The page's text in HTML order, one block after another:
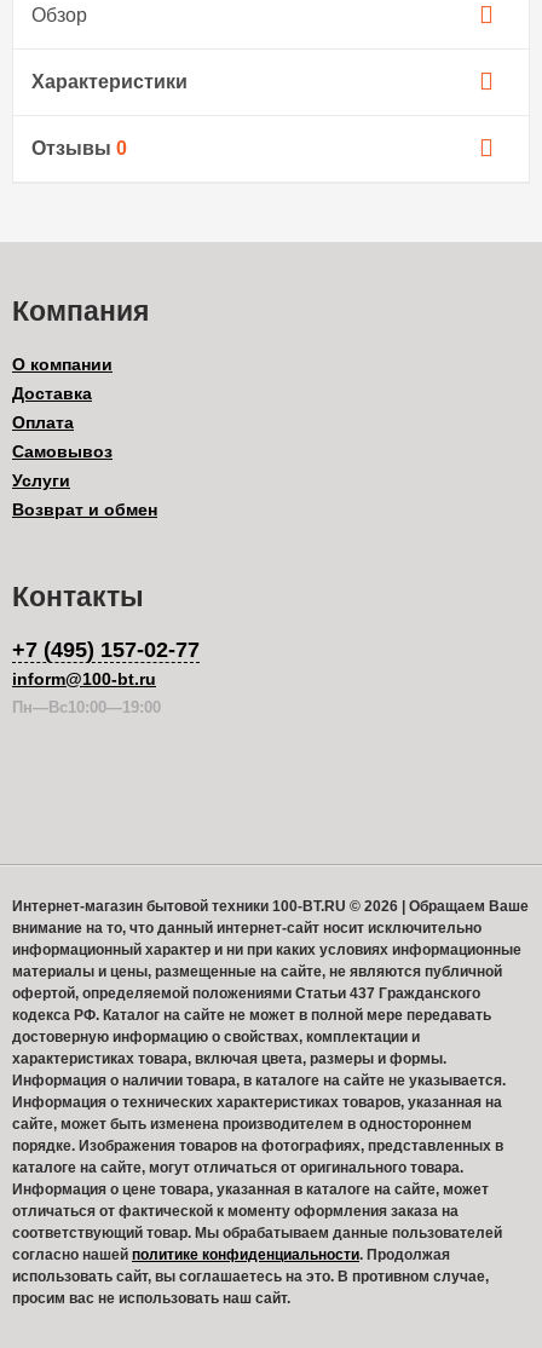
Обзор
Характеристики
Отзывы 0
Компания
О компании
Доставка
Оплата
Самовывоз
Услуги
Возврат и обмен
Контакты
+7 (495) 157-02-77
inform@100-bt.ru
Пн—Вс10:00—19:00
Интернет-магазин бытовой техники 100-BT.RU © 2026 | Обращаем Ваше
внимание на то, что данный интернет-сайт носит исключительно
информационный характер и ни при каких условиях информационные
материалы и цены, размещенные на сайте, не являются публичной
офертой, определяемой положениями Статьи 437 Гражданского
кодекса РФ. Каталог на сайте не может в полной мере передавать
достоверную информацию о свойствах, комплектации и
характеристиках товара, включая цвета, размеры и формы.
Информация о наличии товара, в каталоге на сайте не указывается.
Информация о технических характеристиках товаров, указанная на
сайте, может быть изменена производителем в одностороннем
порядке. Изображения товаров на фотографиях, представленных в
каталоге на сайте, могут отличаться от оригинального товара.
Информация о цене товара, указанная в каталоге на сайте, может
отличаться от фактической к моменту оформления заказа на
соответствующий товар. Мы обрабатываем данные пользователей
согласно нашей политике конфиденциальности. Продолжая
использовать сайт, вы соглашаетесь на это. В противном случае,
просим вас не использовать наш сайт.